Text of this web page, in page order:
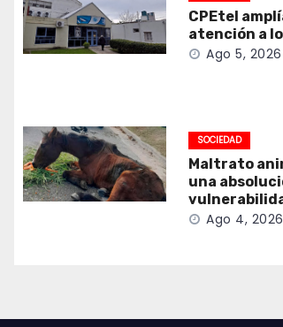
CPEtel
atención a
Ago 5, 2026
SOCIEDAD
Maltrato
una
Ago 4, 2026